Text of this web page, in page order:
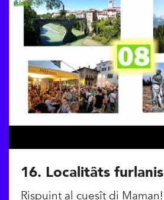
16. Localitâts furlanis
Rispuint al cuesît di Maman!